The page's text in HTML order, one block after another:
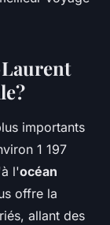
importants
1 197
l'océan
offre la
allant des